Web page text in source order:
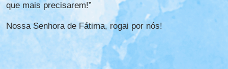
que mais precisarem!”
Nossa Senhora de Fátima, rogai por nós!